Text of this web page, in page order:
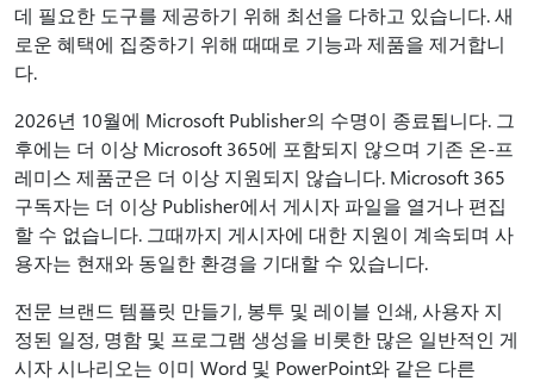
데 필요한 도구를 제공하기 위해 최선을 다하고 있습니다. 새
로운 혜택에 집중하기 위해 때때로 기능과 제품을 제거합니
다.
2026년 10월에 Microsoft Publisher의 수명이 종료됩니다. 그
후에는 더 이상 Microsoft 365에 포함되지 않으며 기존 온-프
레미스 제품군은 더 이상 지원되지 않습니다. Microsoft 365
구독자는 더 이상 Publisher에서 게시자 파일을 열거나 편집
할 수 없습니다. 그때까지 게시자에 대한 지원이 계속되며 사
용자는 현재와 동일한 환경을 기대할 수 있습니다.
전문 브랜드 템플릿 만들기, 봉투 및 레이블 인쇄, 사용자 지
정된 일정, 명함 및 프로그램 생성을 비롯한 많은 일반적인 게
시자 시나리오는 이미 Word 및 PowerPoint와 같은 다른